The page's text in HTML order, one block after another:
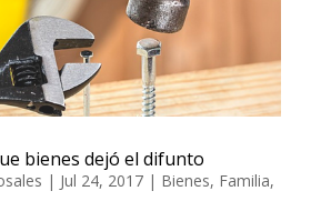
bienes dejó el difunto
| Jul 24, 2017| Bienes, Familia,